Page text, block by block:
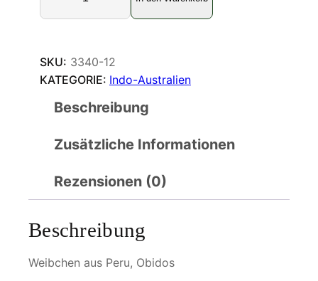
r
a
s
s
s
e
SKU: 3340-12
KATEGORIE: Indo-Australien
Beschreibung
Zusätzliche Informationen
Rezensionen (0)
Beschreibung
Weibchen aus Peru, Obidos